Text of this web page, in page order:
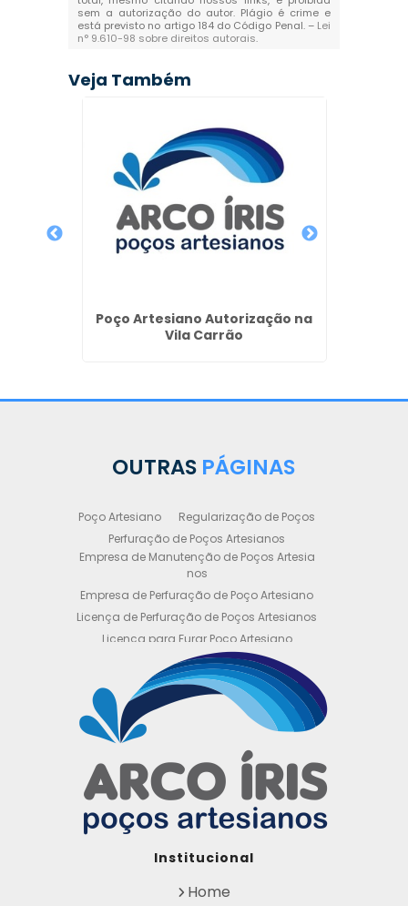
sem a autorização do autor. Plágio é crime e
está previsto no artigo 184 do Código Penal. – Lei
n° 9.610-98 sobre direitos autorais.
Veja Também
Poço Artesiano Autorização na
Vila Carrão
OUTRAS PÁGINAS
Poço Artesiano
Regularização de Poços
Perfuração de Poços Artesianos
Empresa de Manutenção de Poços Artesia
nos
Empresa de Perfuração de Poço Artesiano
Licença de Perfuração de Poços Artesianos
Licença para Furar Poço Artesiano
Licença para Perfuração de Poço Artesiano
Licença para Poço Semi Artesiano
Manutenção de Poço Semi Artesiano
Manutenção Preventiva de Poços Artesiano
Obtenha sua Licença de Perfuração de Poç
o Artesiano
Orçamento de Poço Semi Artesiano
Orçamento para Perfuração de Poço Artesi
ano
Outorga DAEE para Poço Artesiano
cos
Institucional
Home